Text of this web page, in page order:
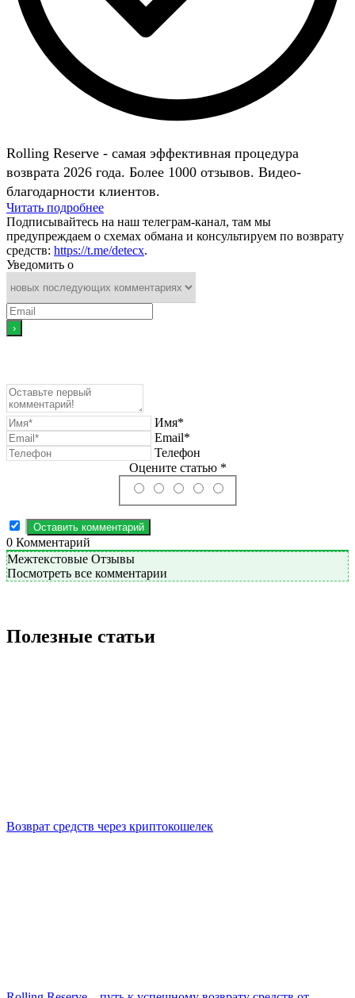
Rolling Reserve - самая эффективная процедура
возврата 2026 года. Более 1000 отзывов. Видео-
благодарности клиентов.
Читать подробнее
Подписывайтесь на наш телеграм-канал, там мы
предупреждаем о схемах обмана и консультируем по возврату
средств: https://t.me/detecx.
Уведомить о
Имя*
Email*
Телефон
Оцените статью *
0 Комментарий
Межтекстовые Отзывы
Посмотреть все комментарии
Полезные статьи
Возврат средств через криптокошелек